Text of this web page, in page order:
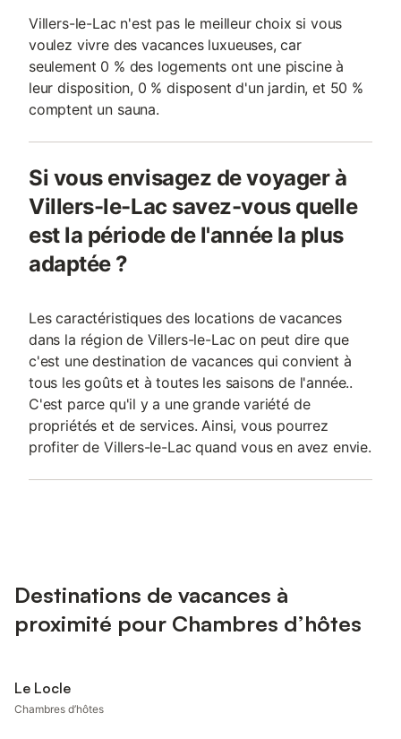
Villers-le-Lac n'est pas le meilleur choix si vous
voulez vivre des vacances luxueuses, car
seulement 0 % des logements ont une piscine à
leur disposition, 0 % disposent d'un jardin, et 50 %
comptent un sauna.
Si vous envisagez de voyager à
Villers-le-Lac savez-vous quelle
est la période de l'année la plus
adaptée ?
Les caractéristiques des locations de vacances
dans la région de Villers-le-Lac on peut dire que
c'est une destination de vacances qui convient à
tous les goûts et à toutes les saisons de l'année..
C'est parce qu'il y a une grande variété de
propriétés et de services. Ainsi, vous pourrez
profiter de Villers-le-Lac quand vous en avez envie.
Destinations de vacances à
proximité pour Chambres d’hôtes
Le Locle
Chambres d’hôtes